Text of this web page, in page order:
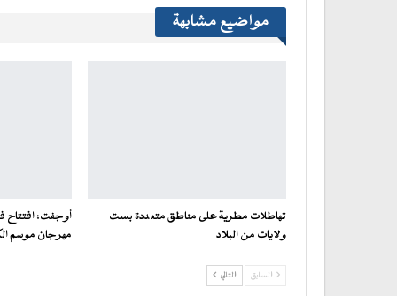
مواضيع مشابهة
تهاطلات مطرية على مناطق متعددة بست
ولايات من البلاد
أوجفت: افتتاح
مهرجان موسم
السابق التالي